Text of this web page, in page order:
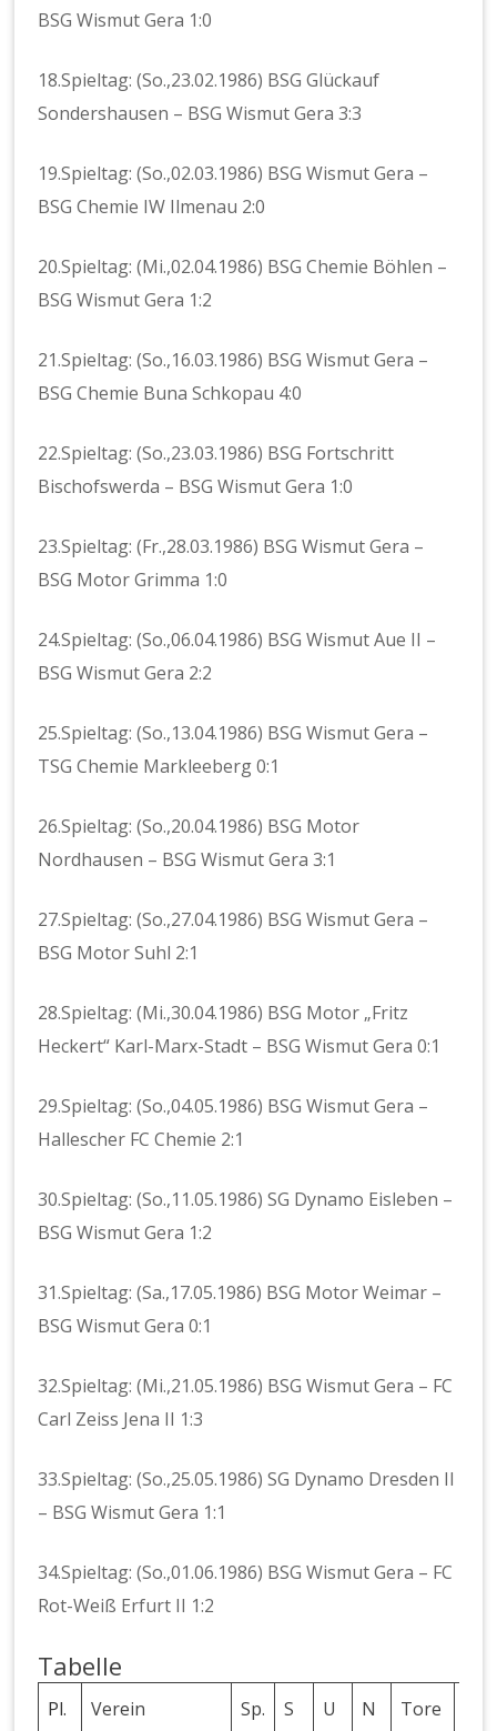
BSG Wismut Gera 1:0
18.Spieltag: (So.,23.02.1986) BSG Glückauf
Sondershausen – BSG Wismut Gera 3:3
19.Spieltag: (So.,02.03.1986) BSG Wismut Gera –
BSG Chemie IW Ilmenau 2:0
20.Spieltag: (Mi.,02.04.1986) BSG Chemie Böhlen –
BSG Wismut Gera 1:2
21.Spieltag: (So.,16.03.1986) BSG Wismut Gera –
BSG Chemie Buna Schkopau 4:0
22.Spieltag: (So.,23.03.1986) BSG Fortschritt
Bischofswerda – BSG Wismut Gera 1:0
23.Spieltag: (Fr.,28.03.1986) BSG Wismut Gera –
BSG Motor Grimma 1:0
24.Spieltag: (So.,06.04.1986) BSG Wismut Aue II –
BSG Wismut Gera 2:2
25.Spieltag: (So.,13.04.1986) BSG Wismut Gera –
TSG Chemie Markleeberg 0:1
26.Spieltag: (So.,20.04.1986) BSG Motor
Nordhausen – BSG Wismut Gera 3:1
27.Spieltag: (So.,27.04.1986) BSG Wismut Gera –
BSG Motor Suhl 2:1
28.Spieltag: (Mi.,30.04.1986) BSG Motor „Fritz
Heckert“ Karl-Marx-Stadt – BSG Wismut Gera 0:1
29.Spieltag: (So.,04.05.1986) BSG Wismut Gera –
Hallescher FC Chemie 2:1
30.Spieltag: (So.,11.05.1986) SG Dynamo Eisleben –
BSG Wismut Gera 1:2
31.Spieltag: (Sa.,17.05.1986) BSG Motor Weimar –
BSG Wismut Gera 0:1
32.Spieltag: (Mi.,21.05.1986) BSG Wismut Gera – FC
Carl Zeiss Jena II 1:3
33.Spieltag: (So.,25.05.1986) SG Dynamo Dresden II
– BSG Wismut Gera 1:1
34.Spieltag: (So.,01.06.1986) BSG Wismut Gera – FC
Rot-Weiß Erfurt II 1:2
Tabelle
Pl. Verein Sp. S U N Tore